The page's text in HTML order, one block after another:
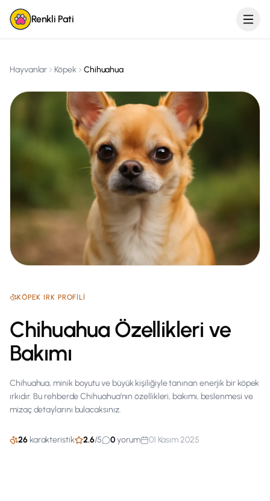
Renkli Pati
Hayvanlar Köpek Chihuahua
KÖPEK IRK PROFILI
Chihuahua Özellikleri ve
Bakımı
Chihuahua, minik boyutu ve büyük kişiliğiyle tanınan enerjik bir köpek
ırkıdır. Bu rehberde Chihuahua’nın özellikleri, bakımı, beslenmesi ve
mizaç detaylarını bulacaksınız.
26 karakteristik 2.6/5 0yorum 01 Kasım 2025